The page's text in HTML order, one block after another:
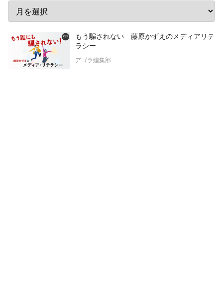
もう騙されない 藤原かずえのメディアリテ
ラシー
アゴラ編集部